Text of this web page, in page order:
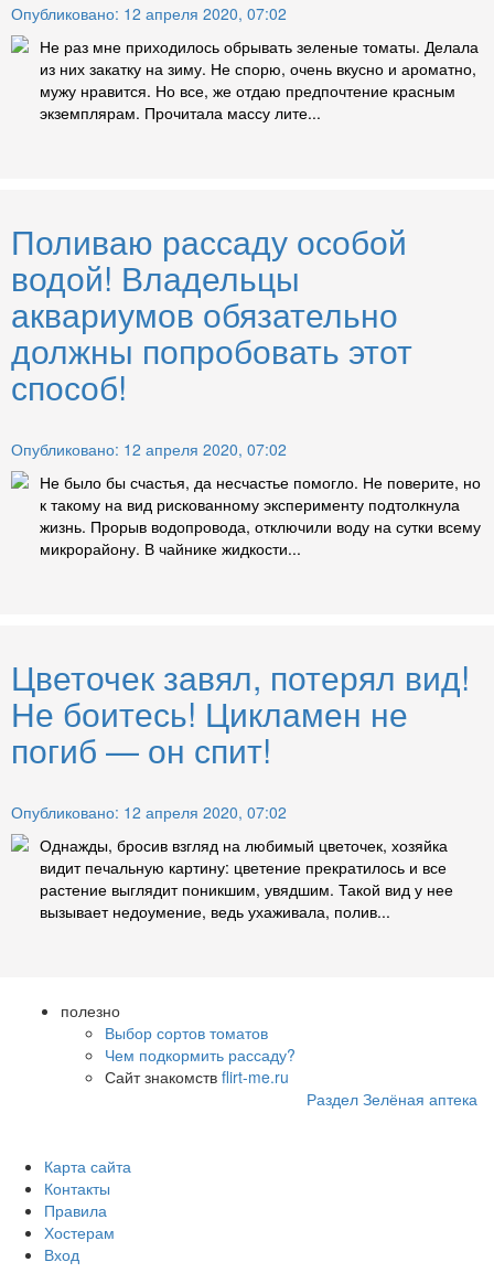
Опубликовано: 12 апреля 2020, 07:02
Не раз мне приходилось обрывать зеленые томаты. Делала
из них закатку на зиму. Не спорю, очень вкусно и ароматно,
мужу нравится. Но все, же отдаю предпочтение красным
экземплярам. Прочитала массу лите...
Поливаю рассаду особой
водой! Владельцы
аквариумов обязательно
должны попробовать этот
способ!
Опубликовано: 12 апреля 2020, 07:02
Не было бы счастья, да несчастье помогло. Не поверите, но
к такому на вид рискованному эксперименту подтолкнула
жизнь. Прорыв водопровода, отключили воду на сутки всему
микрорайону. В чайнике жидкости...
Цветочек завял, потерял вид!
Не боитесь! Цикламен не
погиб — он спит!
Опубликовано: 12 апреля 2020, 07:02
Однажды, бросив взгляд на любимый цветочек, хозяйка
видит печальную картину: цветение прекратилось и все
растение выглядит поникшим, увядшим. Такой вид у нее
вызывает недоумение, ведь ухаживала, полив...
полезно
Выбор сортов томатов
Чем подкормить рассаду?
Сайт знакомств flirt-me.ru
Раздел Зелёная аптека
Карта сайта
Контакты
Правила
Хостерам
Вход